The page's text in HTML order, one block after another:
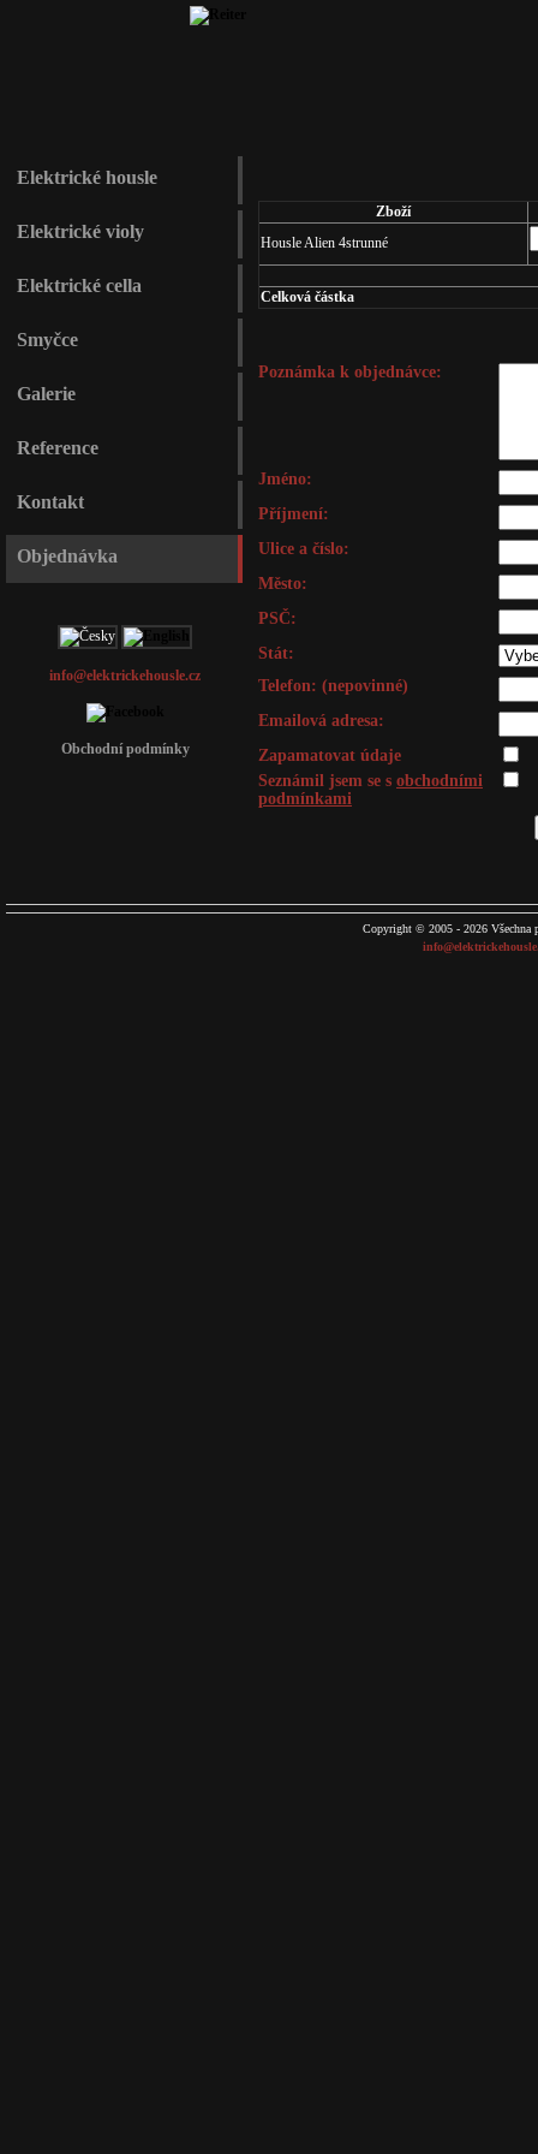
Elektrické housle
Elektrické violy
Elektrické cella
Smyčce
Galerie
Reference
Kontakt
Objednávka
info@elektrickehousle.cz
Obchodní podmínky
Zboží
Housle Alien 4strunné
Celková částka
Poznámka k objednávce:
Jméno:
Příjmení:
Ulice a číslo:
Město:
PSČ:
Stát:
Telefon: (nepovinné)
Emailová adresa:
Zapamatovat údaje
Seznámil jsem se s obchodními
podmínkami
Copyright © 2005 - 2026 Všechna